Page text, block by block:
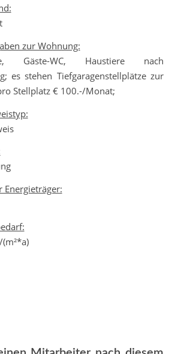
zur Wohnung:
Gäste-WC, Haustiere nach
es stehen Tiefgaragenstellplätze zur
Stellplatz € 100.-/Monat;
Energieträger: